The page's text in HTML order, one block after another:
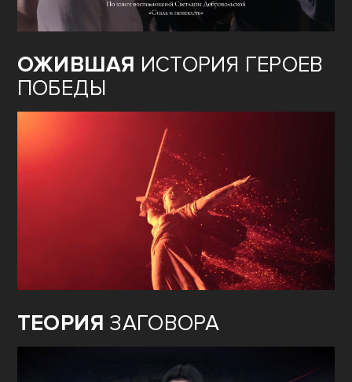
ОЖИВШАЯ ИСТОРИЯ ГЕРОЕВ
ПОБЕДЫ
ТЕОРИЯ ЗАГОВОРА